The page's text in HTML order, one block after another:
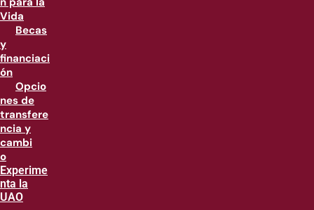
Vida
Becas
y
financiaci
ón
Opcio
nes de
transfere
ncia y
cambi
o
Experime
nta la
UAO